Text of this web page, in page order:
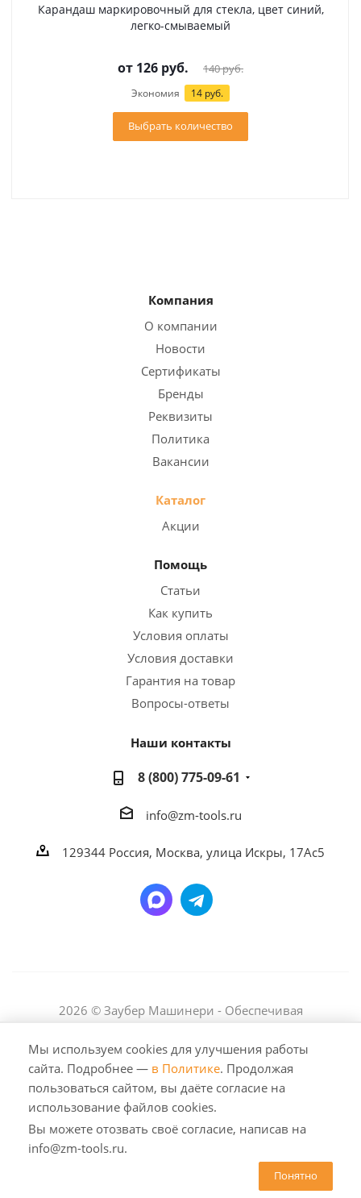
Карандаш маркировочный для стекла, цвет синий,
легко-смываемый
от 126 руб. 140 руб.
Экономия 14 руб.
Выбрать количество
Компания
О компании
Новости
Сертификаты
Бренды
Реквизиты
Политика
Вакансии
Каталог
Акции
Помощь
Статьи
Как купить
Условия оплаты
Условия доставки
Гарантия на товар
Вопросы-ответы
Наши контакты
8 (800) 775-09-61
info@zm-tools.ru
129344 Россия, Москва, улица Искры, 17Ас5
2026 © Заубер Машинери - Обеспечивая
использование либо копирование материалов или
подборки материалов сайта, элементов дизайна и
оформления допускается лишь с разрешения
правообладателя и только со ссылкой на источник:
https://zm-tools.ru
Мы используем cookies для улучшения работы
сайта. Подробнее — в Политике. Продолжая
пользоваться сайтом, вы даёте согласие на
использование файлов cookies.
Вы можете отозвать своё согласие, написав на
info@zm-tools.ru.
Понятно